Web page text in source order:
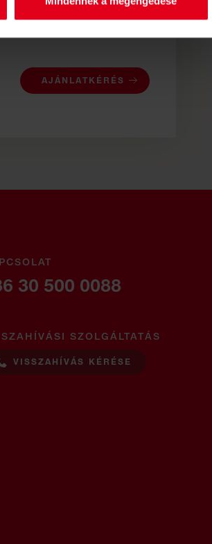
AJÁNLATKÉRÉS
30 500 0088
SZOLGÁLTATÁS
VISSZAHÍVÁS KÉRÉSE